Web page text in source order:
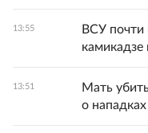
13:55
ВСУ почти
камикадзе
13:51
Мать
о